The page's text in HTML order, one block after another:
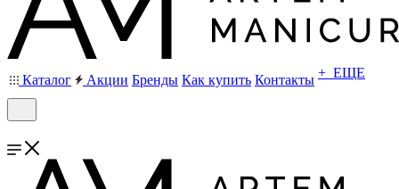
Каталог Акции Бренды Как купить Контакты + ЕЩЕ